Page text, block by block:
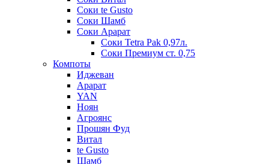
Соки te Gusto
Соки Шамб
Соки Арарат
Соки Tetra Pak 0,97л.
Соки Премиум ст. 0,75
Компоты
Иджеван
Арарат
YAN
Ноян
Агроянс
Прошян Фуд
Витал
te Gusto
Шамб